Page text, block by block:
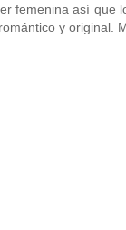
femenina así que
y original.